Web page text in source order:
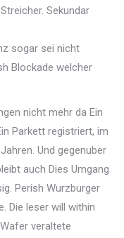
Sekundar
sogar sei nicht
Blockade welcher
nicht mehr da Ein
Parkett registriert, im
Und gegenuber
auch Dies Umgang
Perish Wurzburger
Die leser will within
veraltete